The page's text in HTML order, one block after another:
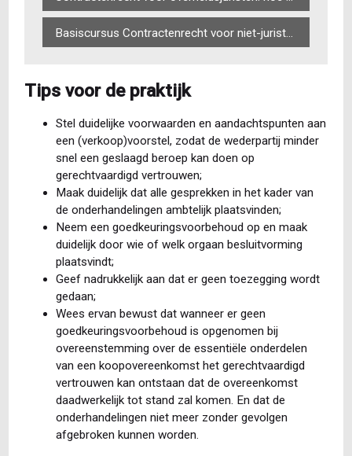
Basiscursus Contractenrecht voor niet-juristen: stel je eigen contract op!
Tips voor de praktijk
Stel duidelijke voorwaarden en aandachtspunten aan
een (verkoop)voorstel, zodat de wederpartij minder
snel een geslaagd beroep kan doen op
gerechtvaardigd vertrouwen;
Maak duidelijk dat alle gesprekken in het kader van
de onderhandelingen ambtelijk plaatsvinden;
Neem een goedkeuringsvoorbehoud op en maak
duidelijk door wie of welk orgaan besluitvorming
plaatsvindt;
Geef nadrukkelijk aan dat er geen toezegging wordt
gedaan;
Wees ervan bewust dat wanneer er geen
goedkeuringsvoorbehoud is opgenomen bij
overeenstemming over de essentiële onderdelen
van een koopovereenkomst het gerechtvaardigd
vertrouwen kan ontstaan dat de overeenkomst
daadwerkelijk tot stand zal komen. En dat de
onderhandelingen niet meer zonder gevolgen
afgebroken kunnen worden.